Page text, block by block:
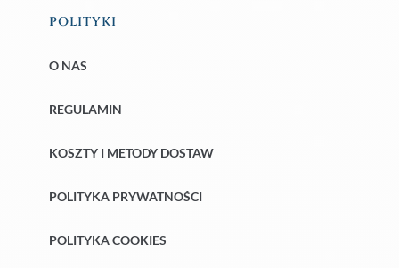
POLITYKI
O NAS
REGULAMIN
KOSZTY I METODY DOSTAW
POLITYKA PRYWATNOŚCI
POLITYKA COOKIES